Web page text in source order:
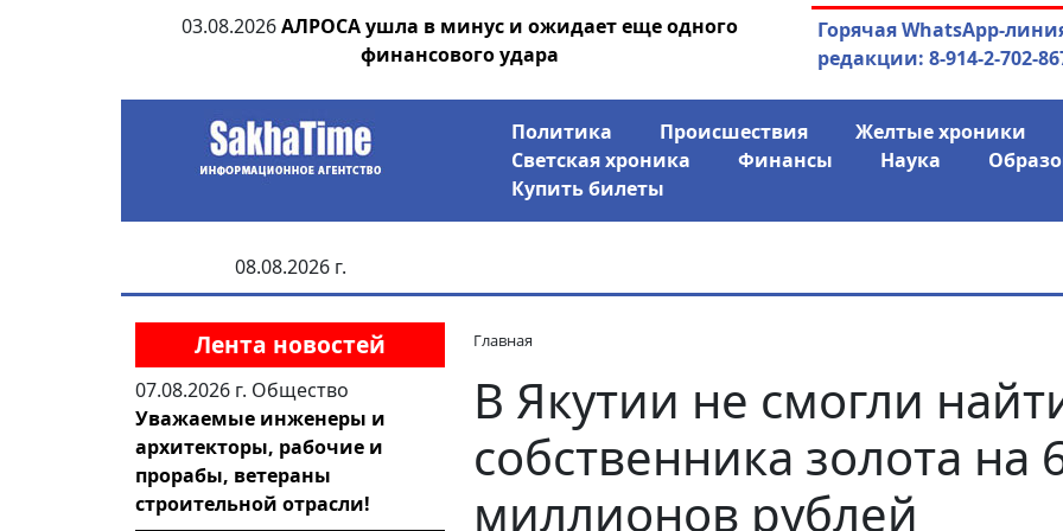
03.08.2026 АЛРОСА ушла в минус и ожидает еще одного
финансового удара
04.08.2026Маринычев у
Горячая WhatsApp-
редакции: 8-914-2-702-
Политика Происшествия Желтые хроники
Светская хроника
Финансы Наука
Купить билеты
08.08.2026 г.
Лента новостей
07.08.2026 г. Общество
Уважаемые инженеры и
архитекторы, рабочие и
прорабы, ветераны
строительной отрасли!
Главная
В Якутии не смогли
собственника золота на
миллионов рублей